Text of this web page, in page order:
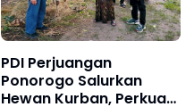
PDI Perjuangan
Ponorogo Salurkan
Hewan Kurban, Perkuat